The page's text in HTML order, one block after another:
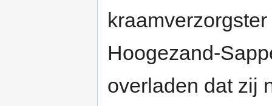
Hoogezand-
overladen dat zij